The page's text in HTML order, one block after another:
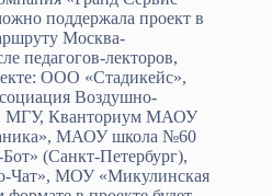
поддержала проект в
Москва-
педагогов-лекторов,
ООО «Стадикейс»,
Воздушно-
Кванториум МАОУ
МАОУ школа №60
(Санкт-Петербург),
МОУ «Микулинская